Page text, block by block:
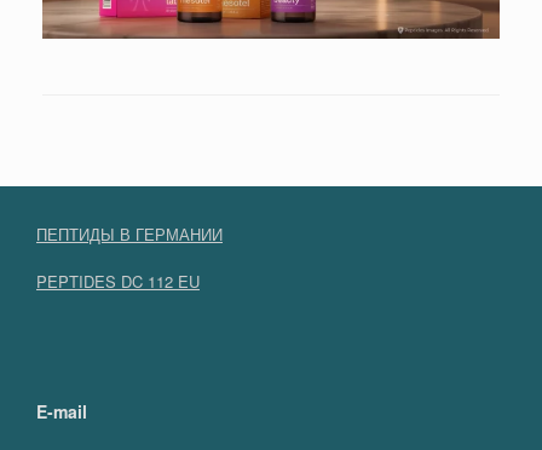
ПЕПТИДЫ В ГЕРМАНИИ
PEPTIDES DC 112 EU
E-mail